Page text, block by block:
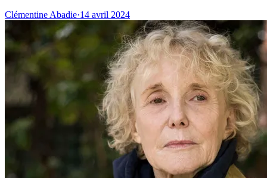
Clémentine Abadie·14 avril 2024